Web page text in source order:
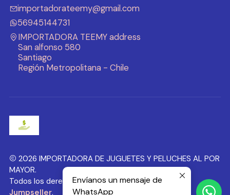
importadorateemy@gmail.com
56945144731
IMPORTADORA TEEMY address
San alfonso 580
Santiago
Región Metropolitana - Chile
2026 IMPORTADORA DE JUGUETES Y PELUCHES AL POR
MAYOR.
Todos los derechos reservados.Desarrollado por
Jumpseller.
Envíanos un mensaje de
WhatsApp